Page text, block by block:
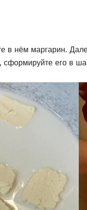
в нём маргарин.
его в